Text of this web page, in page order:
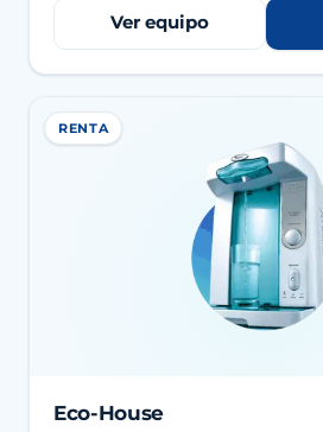
Ver equipo
RENTA
Eco-House